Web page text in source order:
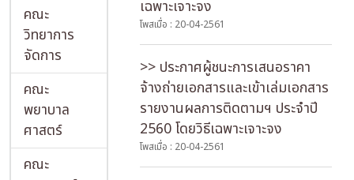
คณะ
วิทยาการ
จัดการ
คณะ
พยาบาล
ศาสตร์
คณะ
เฉพาะเจาะจง
โพสเมื่อ : 20-04-2561
>> ประกาศผู้ชนะการเสนอราคา
จ้างถ่ายเอกสารและเข้าเล่มเอกสาร
รายงานผลการติดตามฯ ประจำปี
2560 โดยวิธีเฉพาะเจาะจง
โพสเมื่อ : 20-04-2561